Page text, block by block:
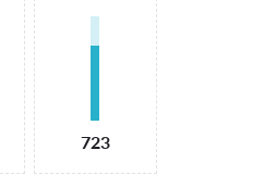
723